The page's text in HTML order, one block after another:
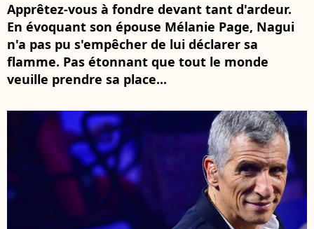
Apprêtez-vous à fondre devant tant d'ardeur.
En évoquant son épouse Mélanie Page, Nagui
n'a pas pu s'empêcher de lui déclarer sa
flamme. Pas étonnant que tout le monde
veuille prendre sa place...